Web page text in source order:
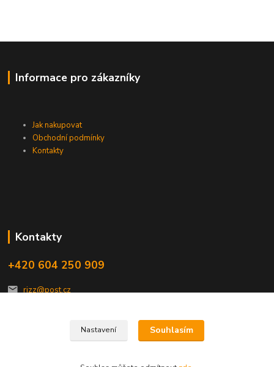
Informace pro zákazníky
Jak nakupovat
Obchodní podmínky
Kontakty
Kontakty
+420 604 250 909
rizz@post.cz
Nastavení Souhlasím